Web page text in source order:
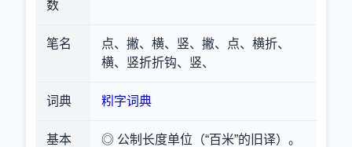
数
笔名
点、撇、横、竖、撇、点、横折、
横、竖折折钩、竖、
词典 粌字词典
基本
◎ 公制长度单位（“百米”的旧译）。